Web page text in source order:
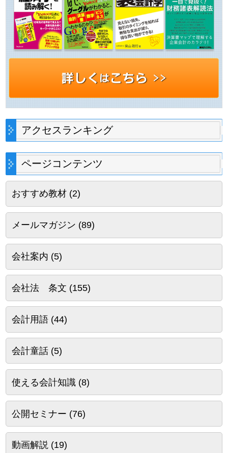
アクセスランキング
ページコンテンツ
おすすめ教材(2)
メールマガジン (89)
会社案内 (5)
会社法 条文 (155)
会計用語(44)
会計童話(5)
使える会計知識(8)
公開セミナー (76)
動画解説(19)